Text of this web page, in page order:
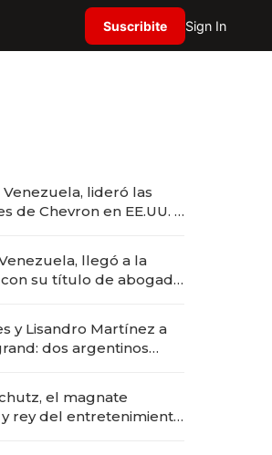
Suscribite Sign In
lideró las
de Chevron en EE.UU. y
llegó a la
su título de abogado
premium"
y Lisandro Martínez a
dos argentinos
el magnate
rey del entretenimiento